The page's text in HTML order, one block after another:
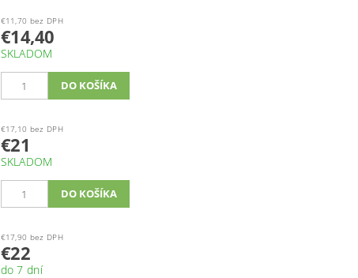
€11,70 bez DPH
€14,40
SKLADOM
€17,10 bez DPH
€21
SKLADOM
€17,90 bez DPH
€22
do 7 dní